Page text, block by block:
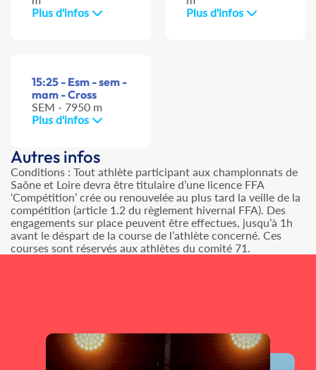
Plus d'infos
Plus d'infos
15:25 - Esm - sem -
mam - Cross
SEM - 7950 m
Plus d'infos
Autres infos
Conditions : Tout athlète participant aux championnats de
Saône et Loire devra être titulaire d’une licence FFA
‘Compétition’ crée ou renouvelée au plus tard la veille de la
compétition (article 1.2 du règlement hivernal FFA). Des
engagements sur place peuvent être effectues, jusqu’à 1h
avant le déspart de la course de l’athlète concerné. Ces
courses sont réservés aux athlètes du comité 71.